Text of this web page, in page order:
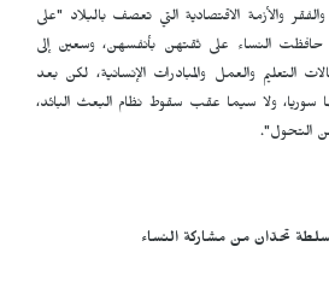
والأزمة الاقتصادية التي تعصف بالبلاد "على
النساء على ثقتهن بأنفسهن، وسعين إلى
والعمل والمبادرات الإنسانية، لكن بعد
سوريا، ولا سيما عقب سقوط نظام البعث البائد،
التحول".
تحدّان من مشاركة النساء